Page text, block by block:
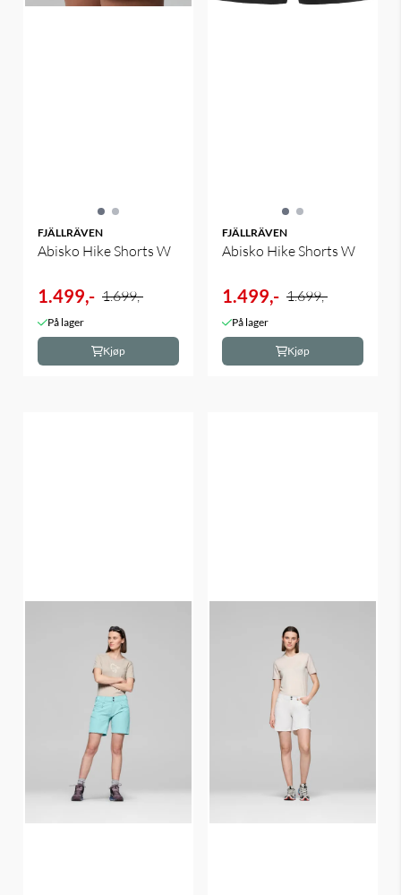
FJÄLLRÄVEN
Abisko Hike Shorts W
1.499,- 1.699,-
På lager
Kjøp
FJÄLLRÄVEN
Abisko Hike Shorts W
1.499,- 1.699,-
På lager
Kjøp